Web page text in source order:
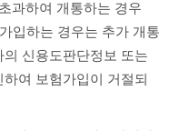
과하여 개통하는 경우
입하는 경우는 추가 개통
신용도판단정보 또는
여 보험가입이 거절되